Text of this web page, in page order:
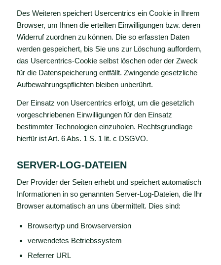
Des Weiteren speichert Usercentrics ein Cookie in Ihrem
Browser, um Ihnen die erteilten Einwilligungen bzw. deren
Widerruf zuordnen zu können. Die so erfassten Daten
werden gespeichert, bis Sie uns zur Löschung auffordern,
das Usercentrics-Cookie selbst löschen oder der Zweck
für die Datenspeicherung entfällt. Zwingende gesetzliche
Aufbewahrungspflichten bleiben unberührt.
Der Einsatz von Usercentrics erfolgt, um die gesetzlich
vorgeschriebenen Einwilligungen für den Einsatz
bestimmter Technologien einzuholen. Rechtsgrundlage
hierfür ist Art. 6 Abs. 1 S. 1 lit. c DSGVO.
SERVER-LOG-DATEIEN
Der Provider der Seiten erhebt und speichert automatisch
Informationen in so genannten Server-Log-Dateien, die Ihr
Browser automatisch an uns übermittelt. Dies sind:
Browsertyp und Browserversion
verwendetes Betriebssystem
Referrer URL